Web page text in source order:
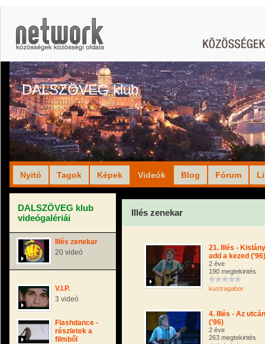
DALSZÖVEG klub
Nyitó Tagok Képek Videók Blog Fórum
DALSZÖVEG klub
videógalériái
Illés zenekar
20 videó
V.I.P.
3 videó
Flashdance -
részletek a
filmből
Illés zenekar
21. Illés -
add a kezed ('96)
2 éve
190 megtekintés
kustragabor
4. Illés - Az utcán
('96)
2 éve
263 megtekintés